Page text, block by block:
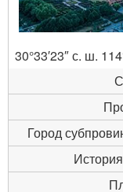
30°33′23″ с. ш.
Город